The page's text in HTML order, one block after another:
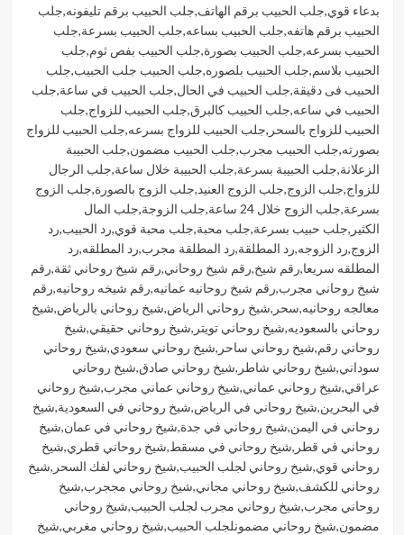
بدعاء قوي,جلب الحبيب برقم الهاتف,جلب الحبيب برقم تليفونه,جلب
الحبيب برقم هاتفه,جلب الحبيب بساعه,جلب الحبيب بسرعة,جلب
الحبيب بسرعه,جلب الحبيب بصورة,جلب الحبيب بفص ثوم,جلب
الحبيب بلاسم,جلب الحبيب بلصوره,جلب الحبيب جلب الحبيب,جلب
الحبيب فى دقيقة,جلب الحبيب في الحال,جلب الحبيب في ساعة,جلب
الحبيب في ساعه,جلب الحبيب كالبرق,جلب الحبيب للزواج,جلب
الحبيب للزواج بالسحر ,جلب الحبيب للزواج بسرعه,جلب الحبيب للزواج
بصورته,جلب الحبيب مجرب,جلب الحبيب مضمون,جلب الحبيبة
الزعلانة,جلب الحبيبة بسرعة,جلب الحبيبة خلال ساعة,جلب الرجال
للزواج,جلب الزوج,جلب الزوج العنيد,جلب الزوج بالصورة,جلب الزوج
بسرعة,جلب الزوج خلال 24 ساعة ,جلب الزوجة,جلب المال
الكثير ,جلب حبيب بسرعة,جلب محبة,جلب محبة قوي,رد الحبيب,رد
الزوج,رد الزوجه,رد المطلقة,رد المطلقة مجرب,رد المطلقه,رد
المطلقه سريعا,رقم شيخ,رقم شيخ روحاني,رقم شيخ روحاني ثقة,رقم
شيخ روحاني مجرب,رقم شيخ روحانيه عمانيه,رقم شيخه روحانيه,رقم
معالجه روحانيه,سحر ,شيخ روحاني الرياض,شيخ روحاني بالرياض,شيخ
روحاني بالسعوديه,شيخ روحاني تويتر ,شيخ روحاني حقيقي,شيخ
روحاني رقم,شيخ روحاني ساحر ,شيخ روحاني سعودي,شيخ روحاني
سوداني,شيخ روحاني شاطر ,شيخ روحاني صادق,شيخ روحاني
عراقي,شيخ روحاني عماني,شيخ روحاني عماني مجرب,شيخ روحاني
في البحرين,شيخ روحاني في الرياض,شيخ روحاني في السعودية,شيخ
روحاني في اليمن,شيخ روحاني في جدة,شيخ روحاني في عمان,شيخ
روحاني في قطر ,شيخ روحاني في مسقط,شيخ روحاني قطري,شيخ
روحاني قوي,شيخ روحاني لجلب الحبيب,شيخ روحاني لفك السحر ,شيخ
روحاني للكشف,شيخ روحاني مجاني,شيخ روحاني مججرب,شيخ
روحاني مجرب,شيخ روحاني مجرب لجلب الحبيب,شيخ روحاني
مضمون,شيخ روحاني مضمونلجلب الحبيب,شيخ روحاني مغربي,شيخ